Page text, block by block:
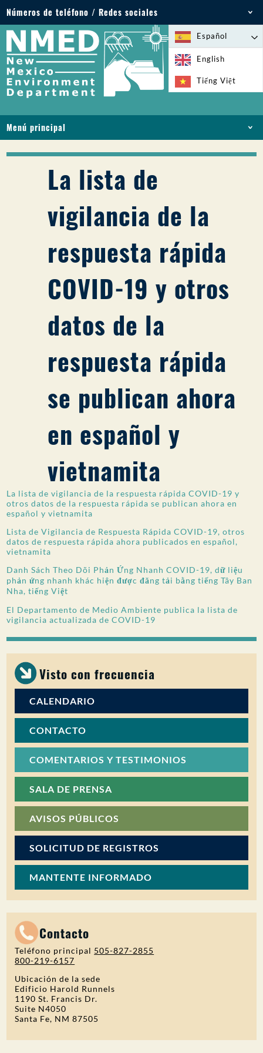
Números de teléfono / Redes sociales
Teléfono: 505-827-2855
1-800-219-6157
Emergencias medioambientales: 505-827-9329
(24 horas)
Español
English
Tiếng Việt
Menú principal
LICENCIAS Y PERMISOS
PFAS EN NM
FINANCIACIÓN
SERVICIOS EN LÍNEA
BIBLIOTECA
PARTICIPACIÓN DEL PÚBLICO
La lista de
vigilancia de la
respuesta rápida
COVID-19 y otros
datos de la
respuesta rápida
se publican ahora
en español y
vietnamita
La lista de vigilancia de la respuesta rápida COVID-19 y
otros datos de la respuesta rápida se publican ahora en
español y vietnamita
Lista de Vigilancia de Respuesta Rápida COVID-19, otros
datos de respuesta rápida ahora publicados en español,
vietnamita
Danh Sách Theo Dõi Phản Ứng Nhanh COVID-19, dữ liệu
phản ứng nhanh khác hiện được đăng tải bằng tiếng Tây Ban
Nha, tiếng Việt
El Departamento de Medio Ambiente publica la lista de
vigilancia actualizada de COVID-19
Visto con frecuencia
CALENDARIO
CONTACTO
COMENTARIOS Y TESTIMONIOS
SALA DE PRENSA
AVISOS PÚBLICOS
SOLICITUD DE REGISTROS
MANTENTE INFORMADO
Contacto
Teléfono principal 505-827-2855
800-219-6157
Ubicación de la sede
Edificio Harold Runnels
1190 St. Francis Dr.
Suite N4050
Santa Fe, NM 87505